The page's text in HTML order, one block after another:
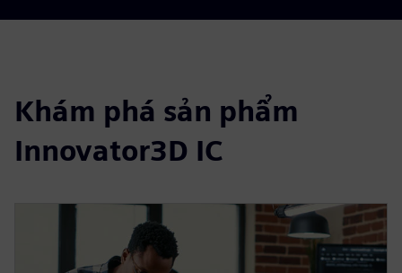
Khám phá sản phẩm
Innovator3D IC